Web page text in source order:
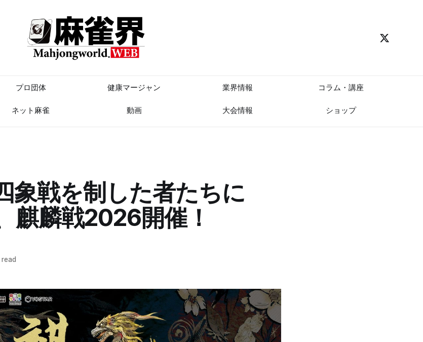
プロ団体 健康マージャン 業界情報 コラム・講座
ネット麻雀 動画 大会情報 ショップ
象戦を制した者たちに
麒麟戦2026開催！